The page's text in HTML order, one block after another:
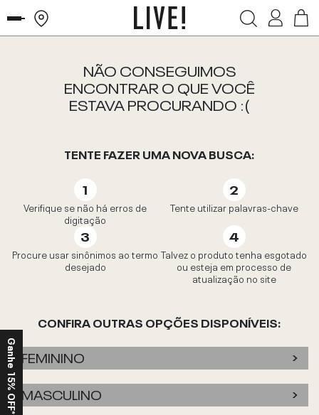
NÃO CONSEGUIMOS
ENCONTRAR O QUE VOCÊ
ESTAVA PROCURANDO :(
TENTE FAZER UMA NOVA BUSCA:
Verifique se não há erros de
digitação
Tente utilizar palavras-chave
Procure usar sinônimos ao termo
desejado
Talvez o produto tenha esgotado
ou esteja em processo de
atualização no site
CONFIRA OUTRAS OPÇÕES DISPONÍVEIS:
FEMININO
MASCULINO
Ganhe 15% OFF*